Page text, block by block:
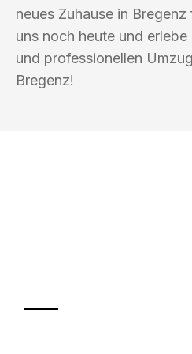
neues Zuhause in
uns noch heute und
und professionellen
Bregenz!